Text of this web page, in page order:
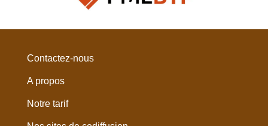
Contactez-nous
A propos
Notre tarif